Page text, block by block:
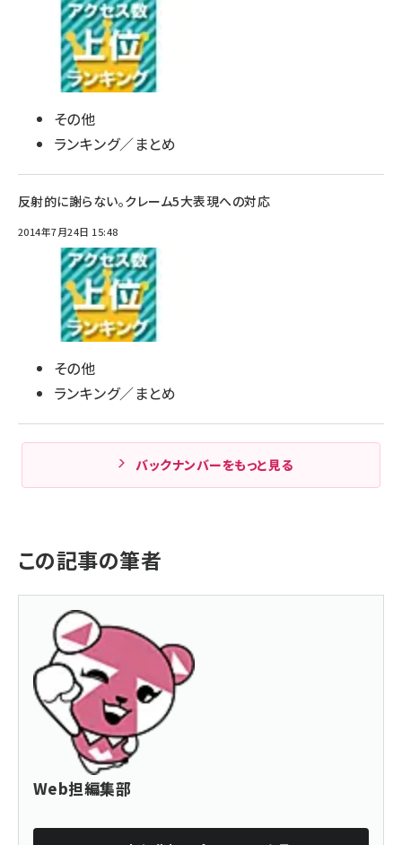
その他
ランキング／まとめ
反射的に謝らない。クレーム5大表現への対応
2014年7月24日 15:48
その他
ランキング／まとめ
バックナンバーをもっと見る
この記事の筆者
Web担編集部